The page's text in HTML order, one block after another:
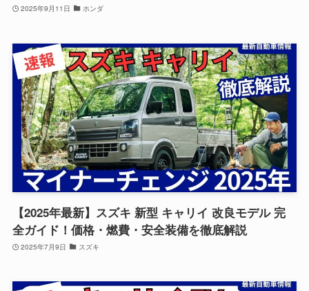
2025年9月11日 ホンダ
【2025年最新】スズキ 新型 キャリイ 改良モデル 完
全ガイド！価格・燃費・安全装備を徹底解説
2025年7月9日 スズキ